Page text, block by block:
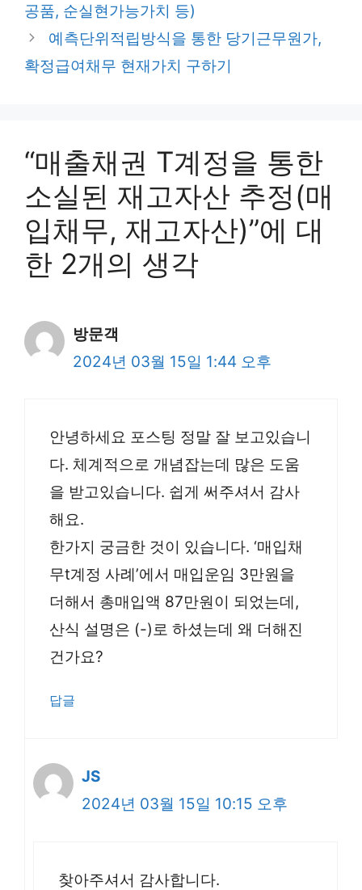
리
공품, 순실현가능가치 등)
예측단위적립방식을 통한 당기근무원가,
확정급여채무 현재가치 구하기
“매출채권 T계정을 통한
소실된 재고자산 추정(매
입채무, 재고자산)”에 대
한 2개의 생각
방문객
2024년 03월 15일 1:44 오후
안녕하세요 포스팅 정말 잘 보고있습니
다. 체계적으로 개념잡는데 많은 도움
을 받고있습니다. 쉽게 써주셔서 감사
해요.
한가지 궁금한 것이 있습니다. ‘매입채
무t계정 사례’에서 매입운임 3만원을
더해서 총매입액 87만원이 되었는데,
산식 설명은 (-)로 하셨는데 왜 더해진
건가요?
답글
JS
2024년 03월 15일 10:15 오후
찾아주셔서 감사합니다.